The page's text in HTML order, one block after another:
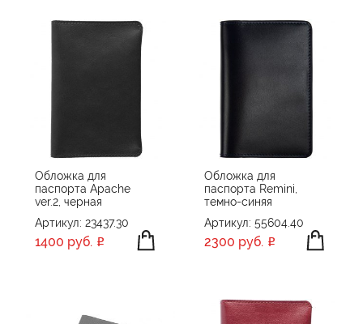
Обложка для
паспорта Apache
ver.2, черная
Артикул: 23437.30
1400 руб.
Обложка для
паспорта Remini,
темно-синяя
Артикул: 55604.40
2300 руб.